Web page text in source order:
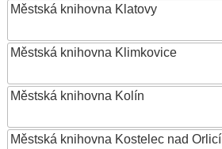
Městská knihovna Klatovy
Městská knihovna Klimkovice
Městská knihovna Kolín
Městská knihovna Kostelec nad Orlicí